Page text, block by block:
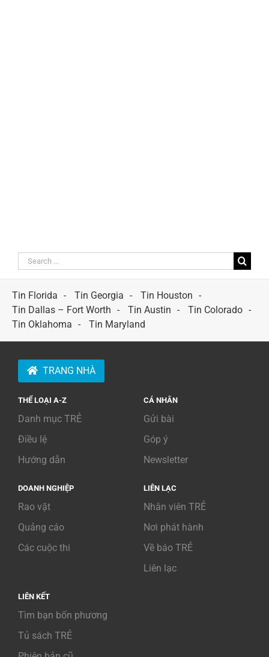
Search
for:
Tin Florida
Tin Georgia
Tin Houston
Tin Dallas – Fort Worth
Tin Austin
Tin Colorado
Tin Oklahoma
Tin Maryland
TRANG NHÀ
THỂ LOẠI A-Z
Danh mục TRẺ
Điều lệ
Hướng dẫn
CÁ NHÂN
Gửi bài
Góp ý
Newsletter
DOANH NGHIỆP
Rao vặt
Quảng cáo
Các cuộc thi
LIÊN LẠC
Nhân viên TRẺ
Nơi phát hành
Về báo TRẺ
Liên lạc
LIÊN KẾT
Tìm bạn bốn phương
Tủ sách TRẺ